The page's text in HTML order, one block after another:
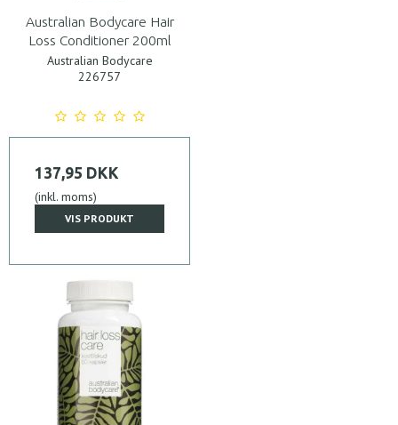
Australian Bodycare Hair
Loss Conditioner 200ml
Australian Bodycare
226757
137,95 DKK
(inkl. moms)
VIS PRODUKT